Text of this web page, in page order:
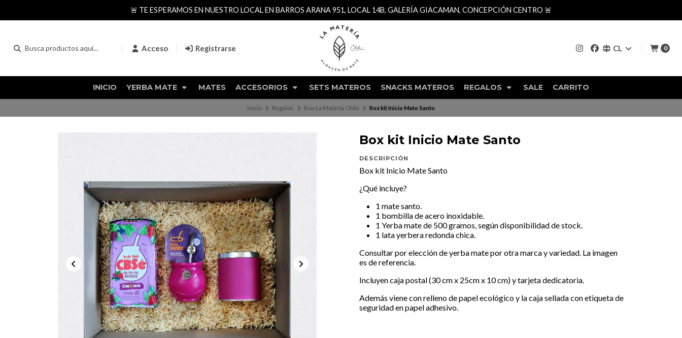
Acceso Registrarse CL 0
INICIO YERBA MATE MATES ACCESORIOS SETS MATEROS SNACKS MATEROS REGALOS SALE CARRITO
🚨 TE ESPERAMOS EN NUESTRO LOCAL EN BARROS ARANA 951, LOCAL 14B, GALERÍA GIACAMAN, CONCEPCIÓN CENTRO 🚨
Inicio Regalos Box La Matería Chile Box kit Inicio Mate Santo
Box kit Inicio Mate Santo
DESCRIPCIÓN
Box kit Inicio Mate Santo
¿Qué incluye?
1 mate santo.
1 bombilla de acero inoxidable.
1 Yerba mate de 500 gramos, según disponibilidad de stock.
1 lata yerbera redonda chica.
Consultar por elección de yerba mate por otra marca y variedad. La imagen
es de referencia.
Incluyen caja postal (30 cm x 25cm x 10 cm)y tarjeta dedicatoria.
Además viene con relleno de papel ecológico y la caja sellada con etiqueta de
seguridad en papel adhesivo.